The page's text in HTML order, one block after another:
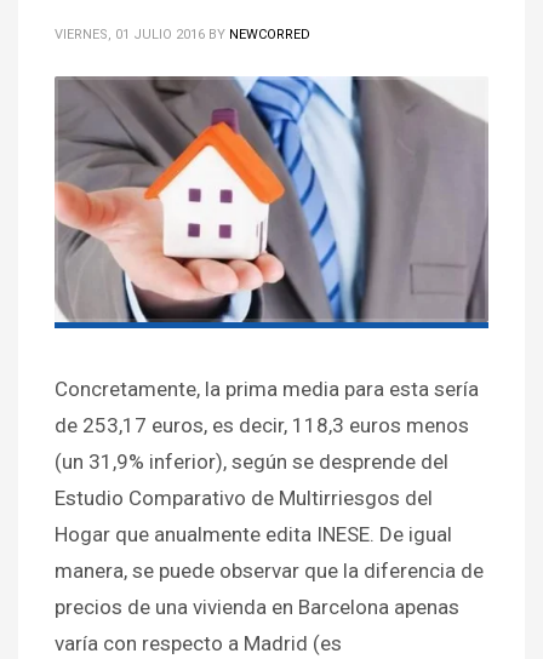
VIERNES, 01 JULIO 2016 BY NEWCORRED
Concretamente, la prima media para esta sería
de 253,17 euros, es decir, 118,3 euros menos
(un 31,9% inferior), según se desprende del
Estudio Comparativo de Multirriesgos del
Hogar que anualmente edita INESE. De igual
manera, se puede observar que la diferencia de
precios de una vivienda en Barcelona apenas
varía con respecto a Madrid (es